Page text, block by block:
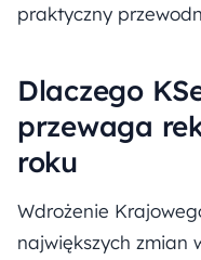
praktyczny
Dlaczego
przewaga
roku
Wdrożenie
największych zmian